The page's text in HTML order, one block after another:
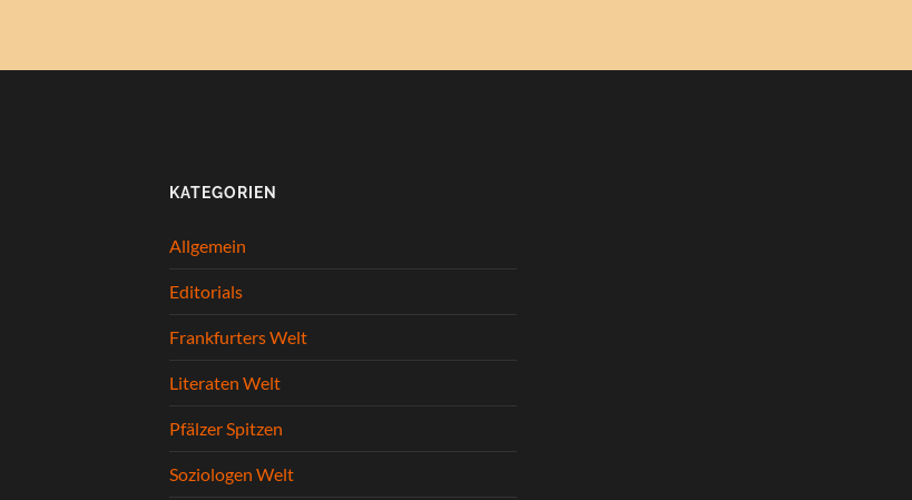
KATEGORIEN
Allgemein
Editorials
Frankfurters Welt
Literaten Welt
Pfälzer Spitzen
Soziologen Welt